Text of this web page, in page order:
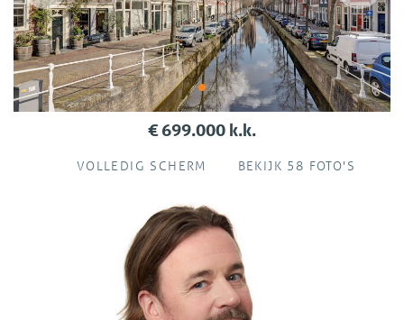
€ 699.000 k.k.
VOLLEDIG SCHERM BEKIJK 58 FOTO'S